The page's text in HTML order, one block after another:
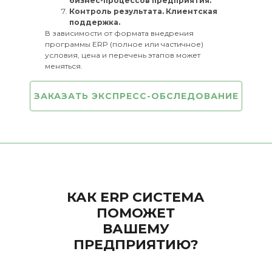
Контроль результата. Клиентская
поддержка.
В зависимости от формата внедрения
программы ERP (полное или частичное)
условия, цена и перечень этапов может
меняться.
ЗАКАЗАТЬ ЭКСПРЕСС-ОБСЛЕДОВАНИЕ
КАК ERP СИСТЕМА
ПОМОЖЕТ
ВАШЕМУ
ПРЕДПРИЯТИЮ?